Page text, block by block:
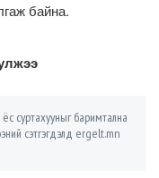
байна.
суртахууныг баримтална
сэтгэгдэлд ergelt.mn